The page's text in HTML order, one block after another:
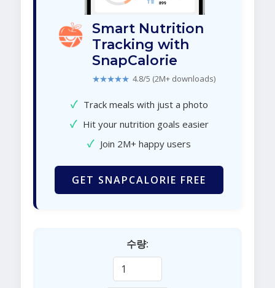
Smart Nutrition
Tracking with
SnapCalorie
★★★★★ 4.8/5 (2M+ downloads)
✓ Track meals with just a photo
✓ Hit your nutrition goals easier
✓ Join 2M+ happy users
GET SNAPCALORIE FREE
수량: